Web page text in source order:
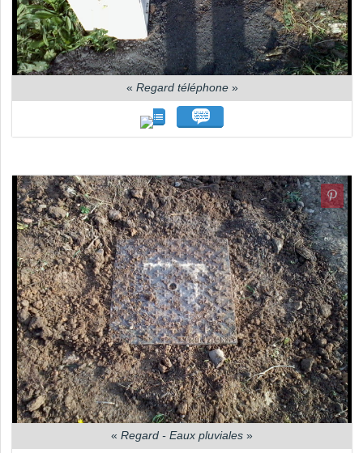
« Regard téléphone»
« Regard - Eaux pluviales »